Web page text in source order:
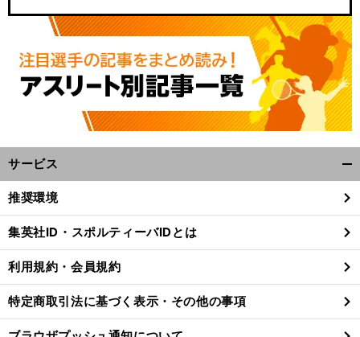
ロ
残
、
」
サービス
閉
る
推奨環境
集英社ID・スポルティーバIDとは
利用規約・会員規約
特定商取引法に基づく表示・その他の事項